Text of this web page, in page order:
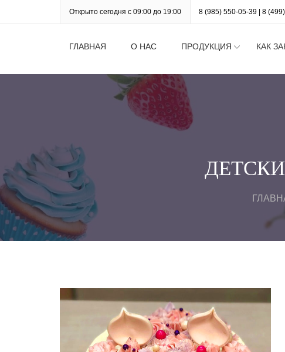
Открыто сегодня с 09:00 до 19:00 8 (985) 550-05-39 8
ГЛАВНАЯ О НАС ПРОДУКЦИЯ КАК